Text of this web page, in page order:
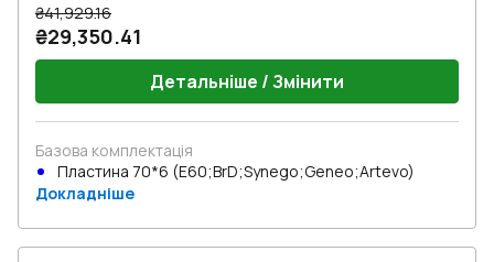
₴41,929.16
₴29,350.41
Детальніше / Змінити
Базова комплектація
Пластина 70*6 (E60;BrD;Synego;Geneo;Artevo)
Докладніше